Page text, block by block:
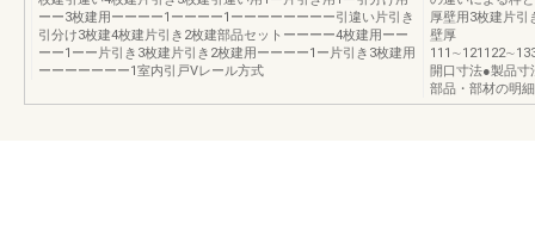
ーー3枚建用ーーーー1ーーーー1ーーーーーーーー引違い片引き
引分け3枚建4枚建片引き2枚建部品セットーーーー4枚建用ーー
ーー1ーー片引き3枚建片引き2枚建用ーーーー1ー片引き3枚建用
ーーーーーーー1室内引戸Vレール方式
厚壁用3枚建片引
壁厚
開口寸法●製品
部品・部材の明細